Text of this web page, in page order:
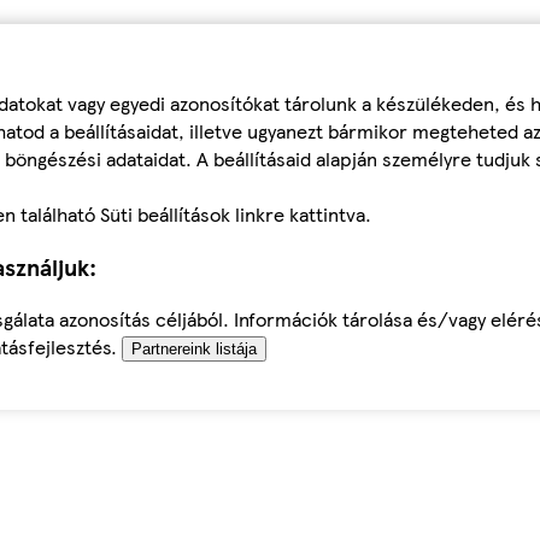
vagy egyedi azonosítókat tárolunk a készülékeden, és
a beállításaidat, illetve ugyanezt bármikor megteheted
adataidat. A beállításaid alapján személyre tudjuk
található Süti beállítások linkre kattintva.
azonosítás céljából. Információk tárolása és/vagy
Partnereink listája